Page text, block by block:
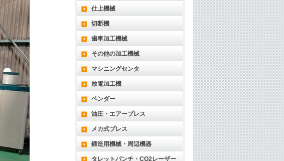
仕上機械
切断機
歯車加工機械
その他の加工機械
マシニングセンタ
放電加工機
ベンダー
油圧・エアープレス
メカ式プレス
鍛造用機械・周辺機器
タレットパンチ・CO2レーザー